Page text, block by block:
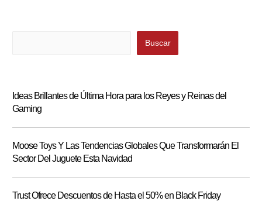
Buscar
Ideas Brillantes de Última Hora para los Reyes y Reinas del
Gaming
Moose Toys Y Las Tendencias Globales Que Transformarán El
Sector Del Juguete Esta Navidad
Trust Ofrece Descuentos de Hasta el 50% en Black Friday